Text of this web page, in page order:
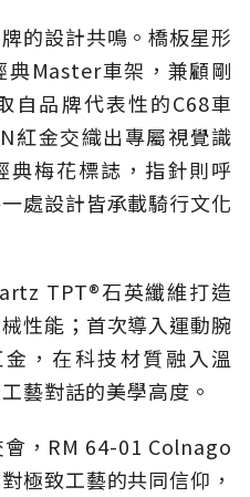
的設計共鳴。橋板星形
Master車架，兼顧剛
自品牌代表性的C68車
紅金交織出專屬視覺識
典梅花標誌，指針則呼
處設計皆承載騎行文化
TPT®石英纖維打造
性能；首次導入運動腕
，在科技材質融入溫
藝對話的美學高度。
，RM 64-01 Colnago
極致工藝的共同信仰，